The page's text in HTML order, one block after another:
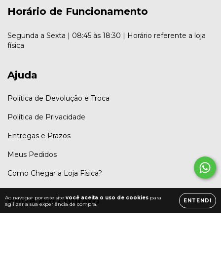
Ao navegar por este site você aceita o uso de cookies para
agilizar a sua experiência de compra.
ENTENDI
Horário de Funcionamento
Segunda a Sexta | 08:45 às 18:30 | Horário referente a loja
física
Ajuda
Política de Devolução e Troca
Política de Privacidade
Entregas e Prazos
Meus Pedidos
Como Chegar a Loja Física?
Entre em contato